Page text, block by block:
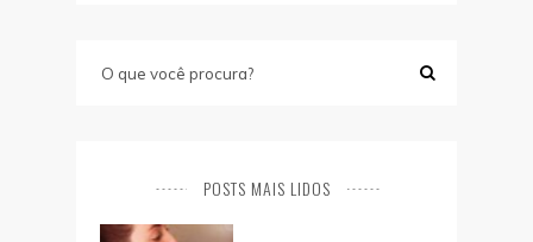
POSTS MAIS LIDOS